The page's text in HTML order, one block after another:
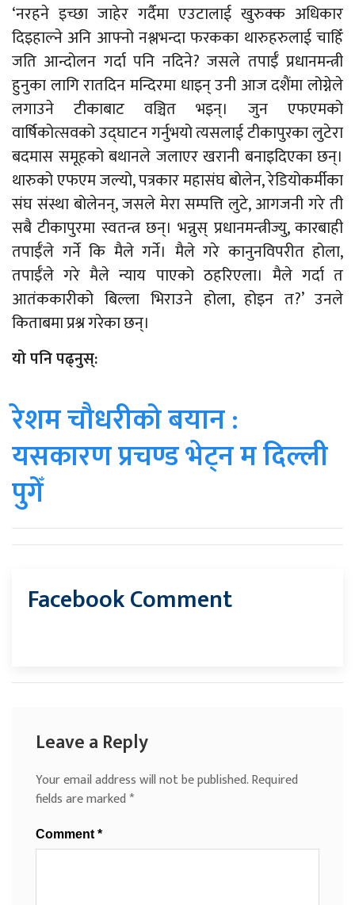
‘नरहने इच्छा जाहेर गर्दैमा एउटालाई खुरुक्क अधिकार
दिइहाल्ने अनि आफ्नो नश्लभन्दा फरकका थारुहरुलाई चाहिँ
जति आन्दोलन गर्दा पनि नदिने? जसले तपाईँ प्रधानमन्त्री
हुनुका लागि रातदिन मन्दिरमा धाइन् उनी आज दशैंमा लोग्नेले
लगाउने टीकाबाट वञ्चित भइन्। जुन एफएमको
वार्षिकोत्सवको उद्घाटन गर्नुभयो त्यसलाई टीकापुरका लुटेरा
बदमास समूहको बथानले जलाएर खरानी बनाइदिएका छन्।
थारुको एफएम जल्यो, पत्रकार महासंघ बोलेन, रेडियोकर्मीका
संघ संस्था बोलेनन्, जसले मेरा सम्पत्ति लुटे, आगजनी गरे ती
सबै टीकापुरमा स्वतन्त्र छन्। भन्नुस् प्रधानमन्त्रीज्यु, कारबाही
तपाईँले गर्ने कि मैले गर्ने। मैले गरे कानुनविपरीत होला,
तपाईँले गरे मैले न्याय पाएको ठहरिएला। मैले गर्दा त
आतंककारीको बिल्ला भिराउने होला, होइन त?’ उनले
किताबमा प्रश्न गरेका छन्।
यो पनि पढ्नुस्:
रेशम चौधरीको बयान :
यसकारण प्रचण्ड भेट्न म दिल्ली
पुगेँ
Facebook Comment
Leave a Reply
Your email address will not be published.Required
fields are marked*
Comment*